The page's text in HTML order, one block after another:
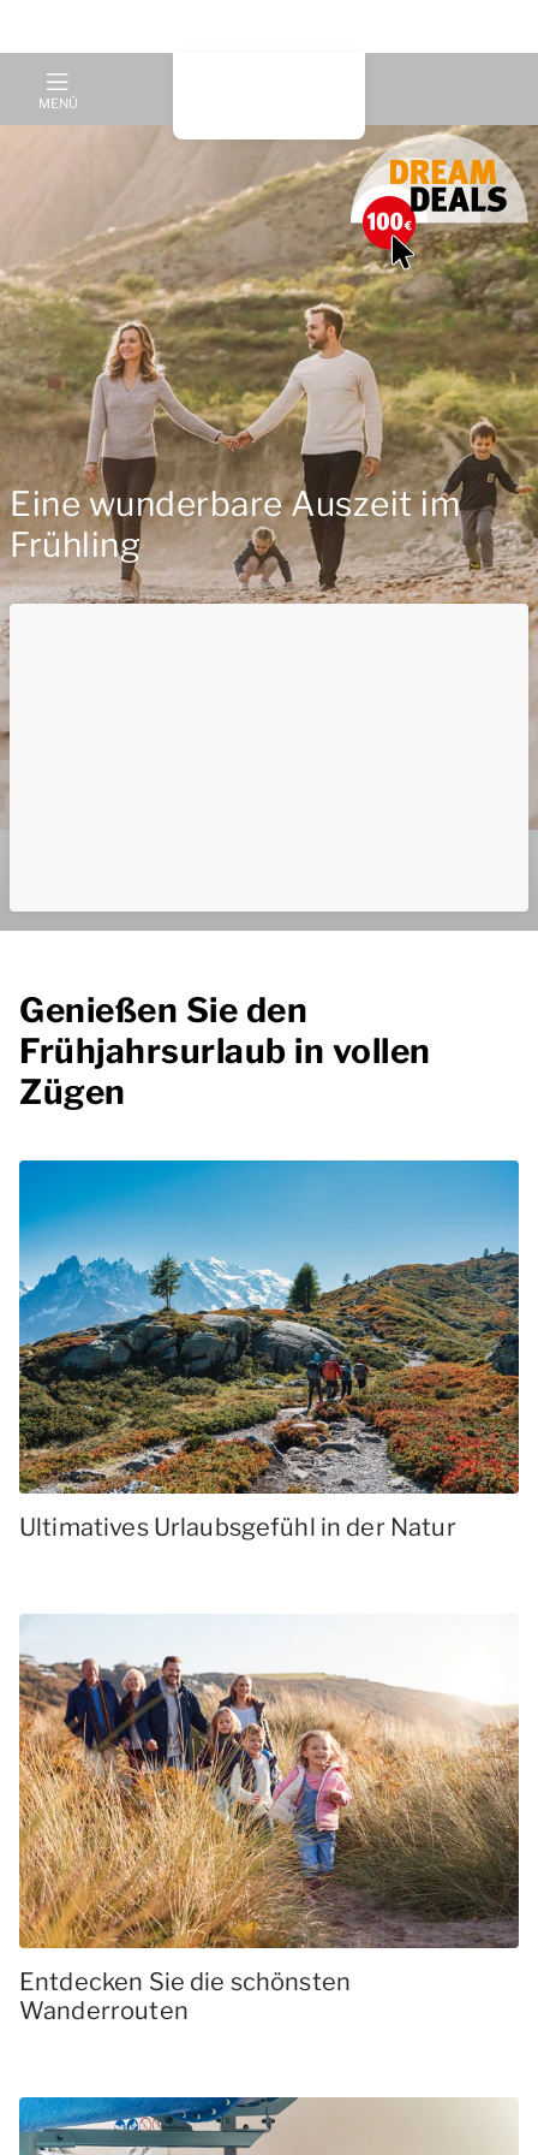
MENÜ
Eine wunderbare Auszeit im
Frühling
Genießen Sie den
Frühjahrsurlaub in vollen
Zügen
Ultimatives Urlaubsgefühl in der Natur
Entdecken Sie die schönsten
Wanderrouten